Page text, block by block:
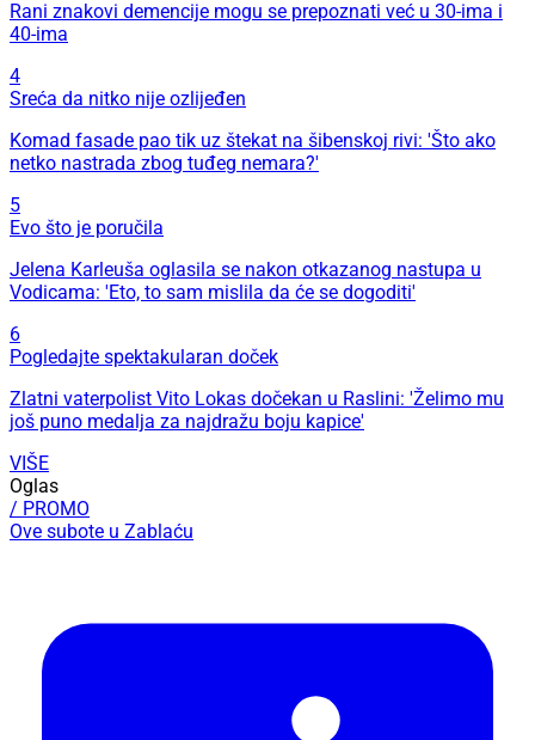
Rani znakovi demencije mogu se prepoznati već u 30-ima i
40-ima
4
Sreća da nitko nije ozlijeđen
Komad fasade pao tik uz štekat na šibenskoj rivi: 'Što ako
netko nastrada zbog tuđeg nemara?'
5
Evo što je poručila
Jelena Karleuša oglasila se nakon otkazanog nastupa u
Vodicama: 'Eto, to sam mislila da će se dogoditi'
6
Pogledajte spektakularan doček
Zlatni vaterpolist Vito Lokas dočekan u Raslini: 'Želimo mu
još puno medalja za najdražu boju kapice'
VIŠE
Oglas
/ PROMO
Ove subote u Zablaću